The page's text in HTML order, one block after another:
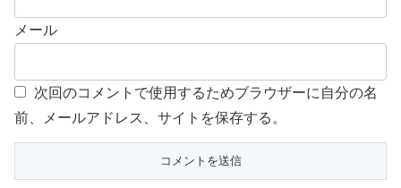
メール
次回のコメントで使用するためブラウザーに自分の名
前、メールアドレス、サイトを保存する。